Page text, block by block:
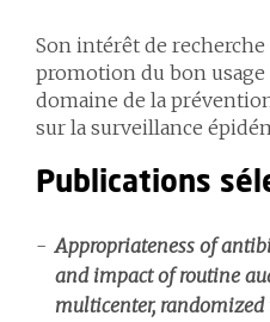
Son intérêt de
promotion du bon
domaine de la
sur la surveillance
Publications
Appropriateness of
and impact of routine
multicenter,